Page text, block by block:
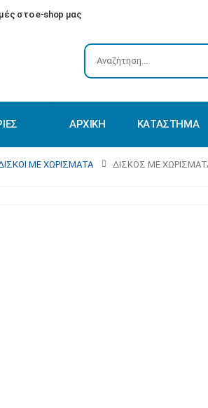
στο e-shop μας
ΑΡΧΙΚΗ ΚΑΤΑΣΤΗΜΑ
ΜΕ ΧΩΡΊΣΜΑΤΑ ΔΊΣΚΟΣ ΜΕ